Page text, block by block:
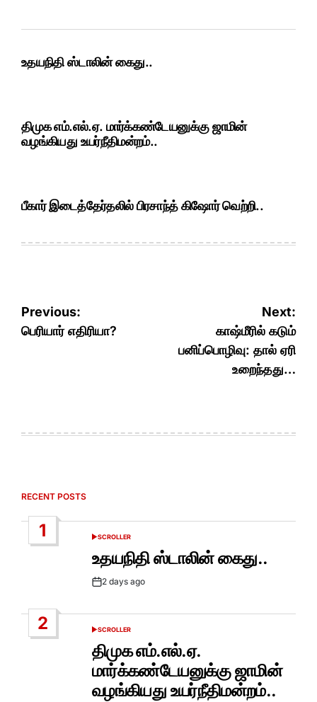
உதயநிதி ஸ்டாலின் கைது..
திமுக எம்.எல்.ஏ. மார்க்கண்டேயனுக்கு ஜாமின்
வழங்கியது உயர்நீதிமன்றம்..
பீகார் இடைத்தேர்தலில் பிரசாந்த் கிஷோர் வெற்றி..
Post
navigation
Previous:
பெரியார் எதிரியா?
Next:
காஷ்மீரில் கடும்
பனிப்பொழிவு: தால் ஏரி
உறைந்தது…
RECENT POSTS
1
POSTED
SCROLLER
உதயநிதி ஸ்டாலின் கைது..
Post2 days ago
2
POSTED
SCROLLER
திமுக எம்.எல்.ஏ.
மார்க்கண்டேயனுக்கு ஜாமின்
வழங்கியது உயர்நீதிமன்றம்..